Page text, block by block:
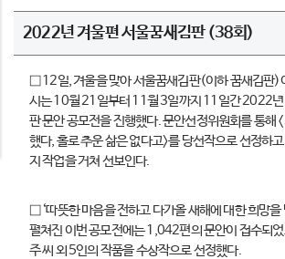
2022년 겨울편 서울꿈새김판 (38회)
□ 12일, 겨울을 맞아 서울꿈새김판(이하 꿈새김판)
시는 10월 21일부터 11월 3일까지 11일간 2022년
판 문안 공모전을 진행했다. 문안선정위원회를 통해
했다, 홀로 추운 삶은 없다고>를 당선작으로 선정하
지 작업을 거쳐 선보인다.
□ ‘따뜻한 마음을 전하고 다가올 새해에 대한 희망을
펼쳐진 이번 공모전에는 1,042편의 문안이 접수되
주 씨 외 5인의 작품을 수상작으로 선정했다.